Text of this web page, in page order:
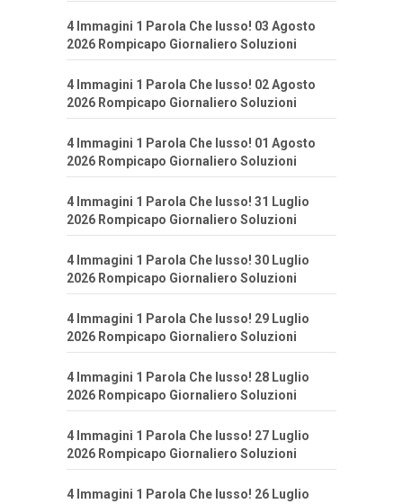
4 Immagini 1 Parola Che lusso! 03 Agosto
2026 Rompicapo Giornaliero Soluzioni
4 Immagini 1 Parola Che lusso! 02 Agosto
2026 Rompicapo Giornaliero Soluzioni
4 Immagini 1 Parola Che lusso! 01 Agosto
2026 Rompicapo Giornaliero Soluzioni
4 Immagini 1 Parola Che lusso! 31 Luglio
2026 Rompicapo Giornaliero Soluzioni
4 Immagini 1 Parola Che lusso! 30 Luglio
2026 Rompicapo Giornaliero Soluzioni
4 Immagini 1 Parola Che lusso! 29 Luglio
2026 Rompicapo Giornaliero Soluzioni
4 Immagini 1 Parola Che lusso! 28 Luglio
2026 Rompicapo Giornaliero Soluzioni
4 Immagini 1 Parola Che lusso! 27 Luglio
2026 Rompicapo Giornaliero Soluzioni
4 Immagini 1 Parola Che lusso! 26 Luglio